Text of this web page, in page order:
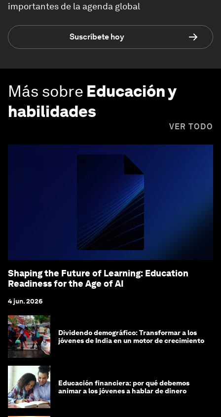
importantes de la agenda global
Suscríbete hoy
Más sobre Educación y
habilidades
VER TODO
Shaping the Future of Learning: Education
Readiness for the Age of AI
4 jun. 2026
Dividendo demográfico: Transformar a los
jóvenes de India en un motor de crecimiento
Educación financiera: por qué debemos
animar a los jóvenes a hablar de dinero